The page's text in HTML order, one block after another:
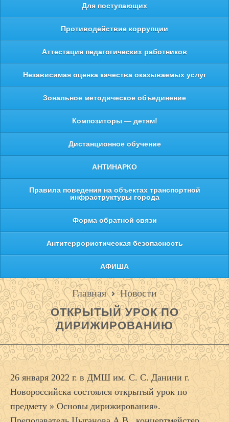
Для поступающих
Противодействие коррупции
Аттестация педагогических работников
Независимая оценка качества оказываемых услуг
Зональное методическое объединение
Композиторы — детям!
Дистанционное обучение
АНТИНАРКО
Правила поведения на объектах транспортной
инфраструктуры города
Форма обратной связи
Антитеррористическая безопасность
АФИША
Главная Новости
ОТКРЫТЫЙ УРОК ПО
ДИРИЖИРОВАНИЮ
26 января 2022 г. в ДМШ им. С. С. Данини г.
Новороссийска состоялся открытый урок по
предмету » Основы дирижирования».